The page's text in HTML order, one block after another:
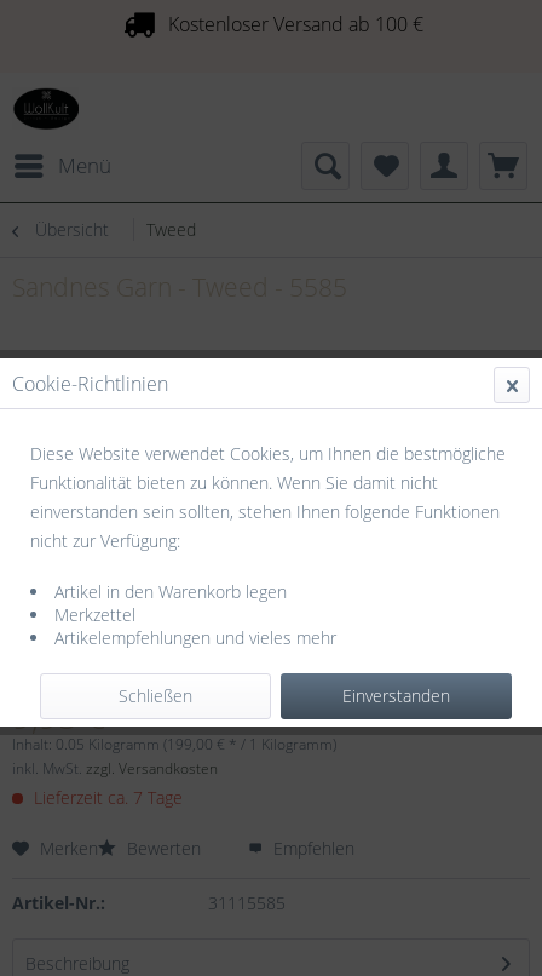
Kostenloser Versand ab 100 €
Menü
Übersicht Tweed
9,95 € *
Inhalt: 0.05 Kilogramm (199,00 € * / 1 Kilogramm)
inkl. MwSt. zzgl. Versandkosten
Lieferzeit ca. 7 Tage
Merken Bewerten Empfehlen
Artikel-Nr.: 31115585
Beschreibung
Cookie-Richtlinien
Diese Website verwendet Cookies, um Ihnen die bestmögliche
Funktionalität bieten zu können. Wenn Sie damit nicht
einverstanden sein sollten, stehen Ihnen folgende Funktionen
nicht zur Verfügung:
Artikel in den Warenkorb legen
Merkzettel
Artikelempfehlungen und vieles mehr
Einverstanden
Schließen